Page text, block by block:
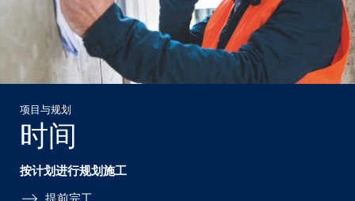
项目与规划
时间
按计划进行规划施工